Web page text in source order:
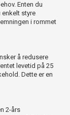
Enten du
styre
i rommet
å redusere
levetid på 25
Dette er en
2-års